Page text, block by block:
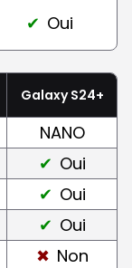
Oui
Galaxy S24+
NANO
Oui
Oui
Oui
Non